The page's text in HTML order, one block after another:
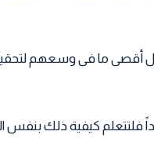
أقصى ما فى وسعهم
فلتتعلم كيفية ذلك بنفس